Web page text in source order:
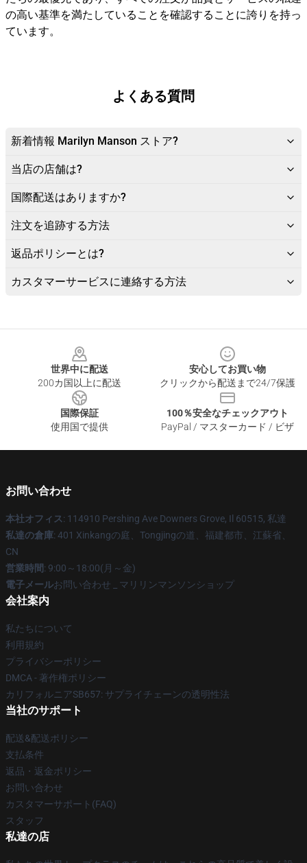
の高い基準を満たしていることを確認することに誇りを持っ
ています。
よくある質問
新着情報 Marilyn Manson ストア?
当店の店舗は?
国際配送はありますか?
注文を追跡する方法
返品ポリシーとは?
カスタマーサービスに連絡する方法
世界中に配送
200カ国以上に配送
安心してお買い物
クリックから配送まで24/7保護
国際保証
使用国で提供
100％安全なチェックアウト
PayPal / マスターカード / ビザ
お問い合わせ
本社オフィス: 114910 Pershing Ave Downers Grove, Il 60515, 私達
私達の倉庫: 401 Xinkangの庭、Tongjingの道、福建都市、江蘇省、
CN
営業時間: 9:00～18:00(月～金)
電子メールお問い合わせ _ マリリンマンソンショップ
会社案内
私たちについて
利用規約
プライバシーポリシー
DMCA - 著作権ポリシー
カリフォルニアSB657: サプライチェーンの透明性法
当社のサポート
配送&配送ポリシー
支払条件
返品・返金ポリシー
お問い合わせ
カスタマーサポート(FAQ)
スタッフ
私達の店